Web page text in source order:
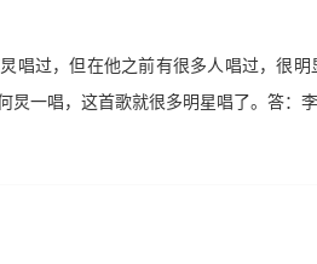
唱过，但在他之前有很多人唱过，很
炅一唱，这首歌就很多明星唱了。答：